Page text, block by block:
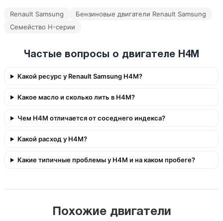
Renault Samsung
Бензиновые двигатели Renault Samsung
Семейство H-серии
Частые вопросы о двигателе H4M
Какой ресурс у Renault Samsung H4M?
Какое масло и сколько лить в H4M?
Чем H4M отличается от соседнего индекса?
Какой расход у H4M?
Какие типичные проблемы у H4M и на каком пробеге?
Похожие двигатели